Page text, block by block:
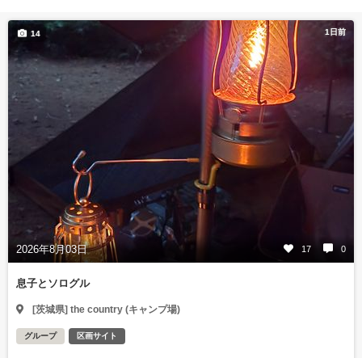
1日前
2026年8月03日 17 0
14
息子とソログル
[茨城県] the country (キャンプ場)
グループ 区画サイト